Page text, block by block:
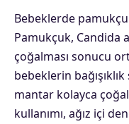
Bebeklerde
Pamukçuk, Candida
çoğalması sonucu
bebeklerin
mantar kolayca
kullanımı, ağız içi